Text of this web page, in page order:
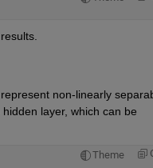
non-linearly
layer, which can be
Theme